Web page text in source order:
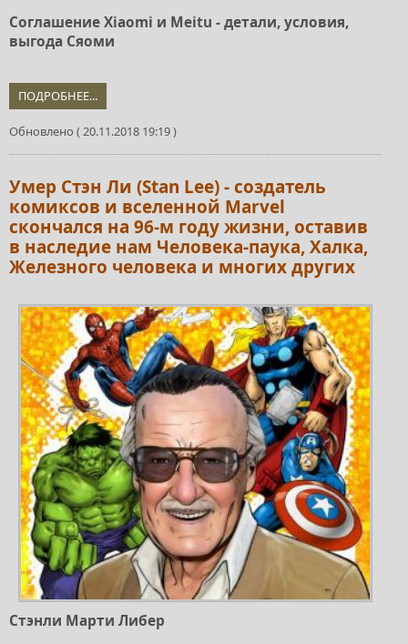
Соглашение Xiaomi и Meitu - детали, условия,
выгода Сяоми
ПОДРОБНЕЕ...
Обновлено ( 20.11.2018 19:19 )
Умер Стэн Ли (Stan Lee) - создатель
комиксов и вселенной Marvel
скончался на 96-м году жизни, оставив
в наследие нам Человека-паука, Халка,
Железного человека и многих других
Стэнли Марти Либер